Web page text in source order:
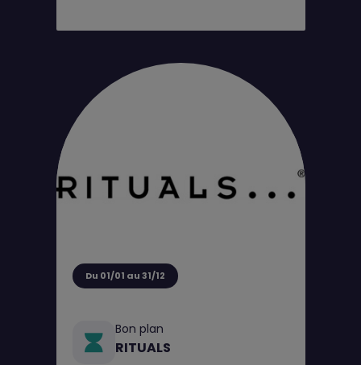
Du 01/01 au 31/12
Bon plan
RITUALS